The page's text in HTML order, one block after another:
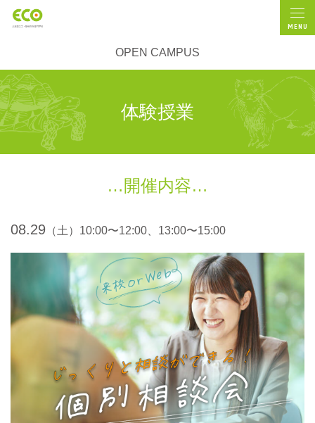
MENU
OPEN CAMPUS
体験授業
開催内容
08.29 （土）10:00〜12:00、13:00〜15:00